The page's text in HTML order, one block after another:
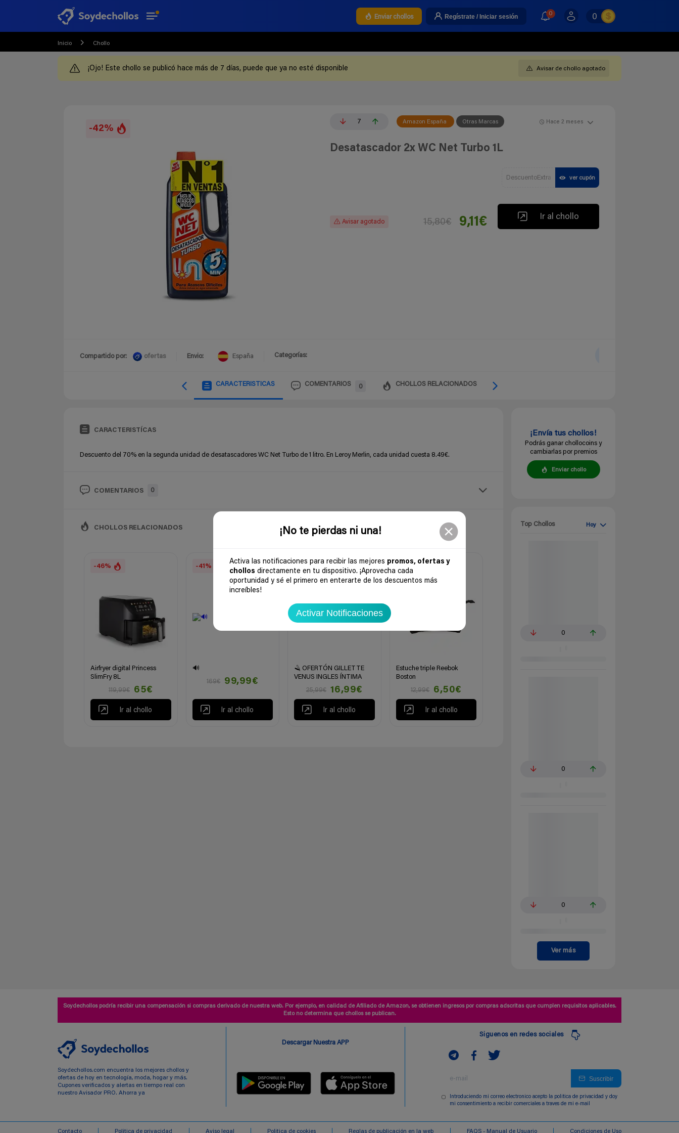
¡No te pierdas ni una!
Activa las notificaciones para recibir las mejores promos, ofertas y
chollos directamente en tu dispositivo. ¡Aprovecha cada
oportunidad y sé el primero en enterarte de los descuentos más
increíbles!
Activar Notificaciones
Enviar chollos Regístrate / Iniciar sesión 0 0
Inicio Chollo
¡Ojo! Este chollo se publicó hace más de 7 días, puede que ya no esté disponible Avisar de chollo agotado
-42%
7 Amazon España Otras Marcas Hace 2 meses
Desatascador 2x WC Net Turbo 1L
DescuentoExtra ver cupón
Avisar agotado 15,80€ 9,11€ Ir al chollo
Compartido por: ofertas Envio: España Categorías:
CARACTERISTICAS COMENTARIOS 0 CHOLLOS RELACIONADOS
CARACTERISTÍCAS
Descuento del 70% en la segunda unidad de desatascadores WC Net Turbo de 1 litro. En Leroy Merlin, cada unidad cuesta 8.49€.
COMENTARIOS 0
CHOLLOS RELACIONADOS
-46%
Airfryer digital Princess
SlimFry 8L
119,99€
65€
Ir al chollo
-41%
🔊
169€
99,99€
Ir al chollo
-35%
🪒 OFERTÓN GILLETTE
VENUS INGLES ÍNTIMA
25,99€
16,99€
Ir al chollo
-50%
Estuche triple Reebok
Boston
12,99€
6,50€
Ir al chollo
¡Envía tus chollos!
Podrás ganar chollocoins y
cambiarlas por premios
Enviar chollo
Top Chollos Hoy
0
0
0
Ver más
Soydechollos podría recibir una compensación si compras derivado de nuestra web. Por ejemplo, en calidad de Afiliado de Amazon, se obtienen ingresos por compras adscritas que cumplen requisitos aplicables.
Esto no determina que chollos se publican.
Soydechollos.com encuentra los mejores chollos y
ofertas de hoy en tecnología, moda, hogar y más.
Cupones verificados y alertas en tiempo real con
nuestro Avisador PRO. Ahorra ya
Descargar Nuestra APP
Siguenos en redes sociales
Suscribir
Introduciendo mi correo electronico acepto la politica de privacidad y doy
mi consentimiento a recibir comerciales a traves de mi e-mail
Contacto Politica de privacidad Aviso legal Politica de cookies Reglas de publicación en la web FAQS - Manual de Usuario Condiciones de Uso